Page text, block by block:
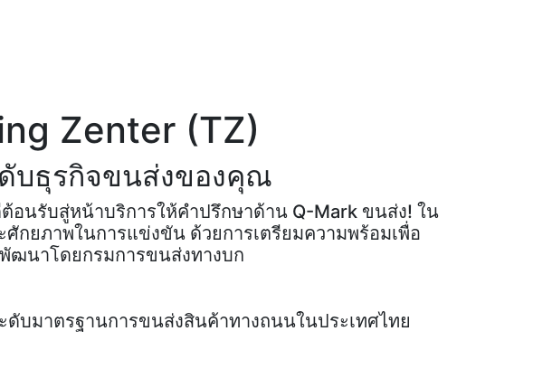
Zenter (TZ)
บธุรกิจขนส่งของคุณ
นรับสู่หน้าบริการให้คำปรึกษาด้าน Q-Mark ขนส่ง! ใน
กยภาพในการแข่งขัน ด้วยการเตรียมความพร้อมเพื่อ
ฒนาโดยกรมการขนส่งทางบก
บมาตรฐานการขนส่งสินค้าทางถนนในประเทศไทย